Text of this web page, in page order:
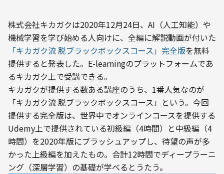
株式会社キカガクは2020年12月24日、AI（人工知能）や
機械学習を学び始める人向けに、全編に解説動画が付いた
「キカガク流 脱ブラックボックスコース」完全版を無料
提供すると発表した。E-learningのプラットフォームであ
るキカガク上で受講できる。
キカガクが提供する数ある講座のうち、1番人気なのが
「キカガク流 脱ブラックボックスコース」という。今回
提供する完全版は、世界中でオンラインコースを提供する
Udemy上で提供されている初級編（4時間）と中級編（4
時間）を2020年版にブラッシュアップし、待望の声が多
かった上級編を加えたもの。合計12時間でディープラーニ
ング（深層学習）の基礎が学べるとうたう。